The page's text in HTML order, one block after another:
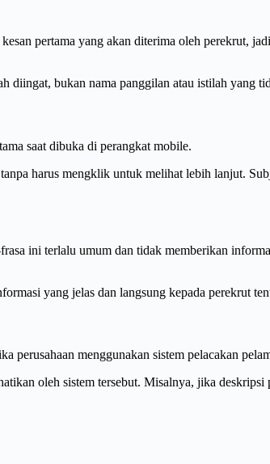
pertama yang akan diterima oleh perekrut,
diingat, bukan nama panggilan atau istilah yang
saat dibuka di perangkat mobile.
harus mengklik untuk melihat lebih lanjut.
ini terlalu umum dan tidak memberikan
yang jelas dan langsung kepada perekrut
perusahaan menggunakan sistem pelacakan
oleh sistem tersebut. Misalnya, jika deskripsi